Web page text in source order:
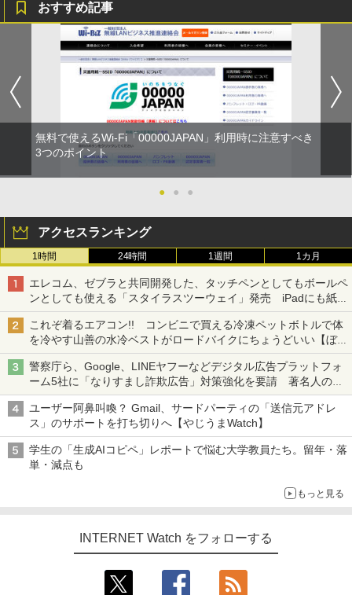
おすすめ記事
無料で使えるWi-Fi「00000JAPAN」利用時に注意すべき
3つのポイント
● ● ●
アクセスランキング
1時間 24時間 1週間 1カ月
エレコム、ゼブラと共同開発した、タッチペンとしてもボールペ
ンとしても使える「スタイラスツーウェイ」発売 iPadにも紙に
も、持ち替えずに書き込める
これぞ着るエアコン!! コンビニで買える冷凍ペットボトルで体
を冷やす山善の水冷ベストがロードバイクにちょうどいい【ぼっ
ち・ざ・ろーど！その14】【空いた時間でなにしてる？】
警察庁ら、Google、LINEヤフーなどデジタル広告プラットフォ
ーム5社に「なりすまし詐欺広告」対策強化を要請 著名人の写
真や映像を使った投資詐欺などへの対策として
ユーザー阿鼻叫喚？ Gmail、サードパーティの「送信元アドレ
ス」のサポートを打ち切りへ【やじうまWatch】
学生の「生成AIコピペ」レポートで悩む大学教員たち。留年・落
単・減点も
もっと見る
INTERNET Watch をフォローする